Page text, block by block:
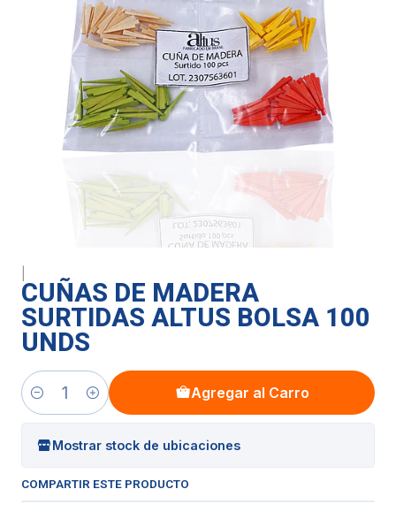
CUÑAS DE MADERA
SURTIDAS ALTUS BOLSA 100
UNDS
Cantidad
Agregar al Carro
Mostrar stock de ubicaciones
COMPARTIR ESTE PRODUCTO